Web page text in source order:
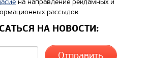
на направление рекламных и
рассылок
НА НОВОСТИ: